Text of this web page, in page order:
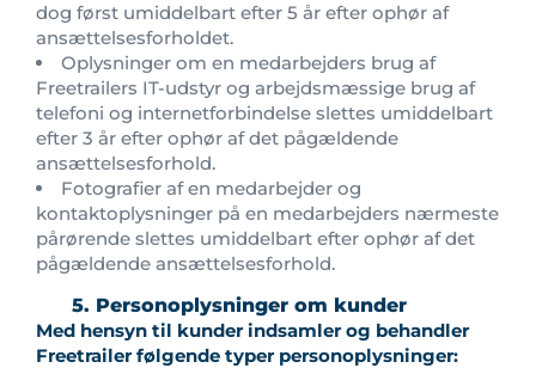
dog først umiddelbart efter 5 år efter ophør af
ansættelsesforholdet.
Oplysninger om en medarbejders brug af
Freetrailers IT-udstyr og arbejdsmæssige brug af
telefoni og internetforbindelse slettes umiddelbart
efter 3 år efter ophør af det pågældende
ansættelsesforhold.
Fotografier af en medarbejder og
kontaktoplysninger på en medarbejders nærmeste
pårørende slettes umiddelbart efter ophør af det
pågældende ansættelsesforhold.
5. Personoplysninger om kunder
Med hensyn til kunder indsamler og behandler
Freetrailer følgende typer personoplysninger: